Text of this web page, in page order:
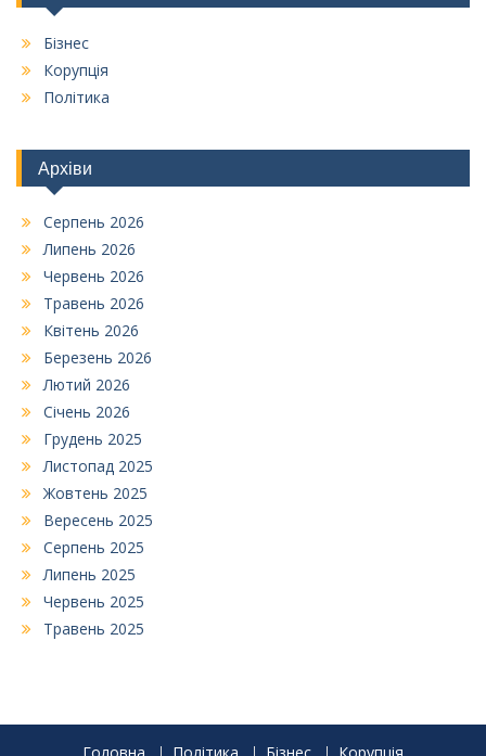
Бізнес
Корупція
Політика
Архіви
Серпень 2026
Липень 2026
Червень 2026
Травень 2026
Квітень 2026
Березень 2026
Лютий 2026
Січень 2026
Грудень 2025
Листопад 2025
Жовтень 2025
Вересень 2025
Серпень 2025
Липень 2025
Червень 2025
Травень 2025